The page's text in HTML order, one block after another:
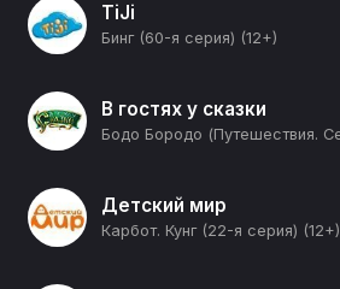
TiJi
Бинг (60-я серия) (12+)
В гостях у сказки
Детский мир
Карбот. Кунг (22-я серия) (12+)